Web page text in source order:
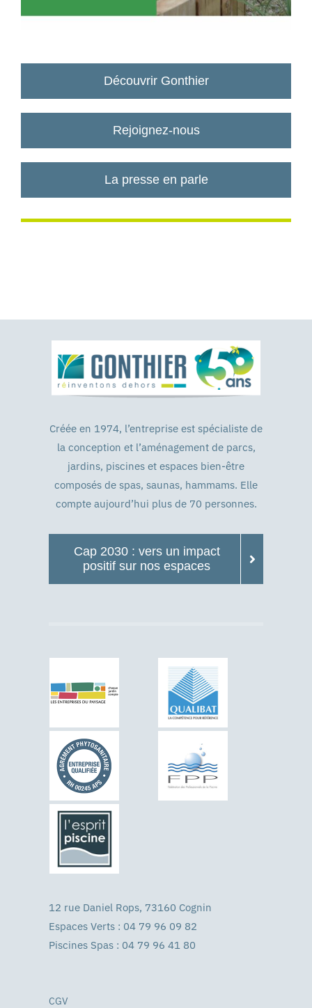
Découvrir Gonthier
Rejoignez-nous
La presse en parle
Créée en 1974, l’entreprise est spécialiste de
la conception et l’aménagement de parcs,
jardins, piscines et espaces bien-être
composés de spas, saunas, hammams. Elle
compte aujourd’hui plus de 70 personnes.
Cap 2030 : vers un impact
positif sur nos espaces
12 rue Daniel Rops, 73160 Cognin
Espaces Verts : 04 79 96 09 82
Piscines Spas : 04 79 96 41 80
CGV